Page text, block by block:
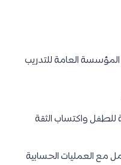
العامة للتدريب
للطفل واكتساب الثقة
مع العمليات الحسابية